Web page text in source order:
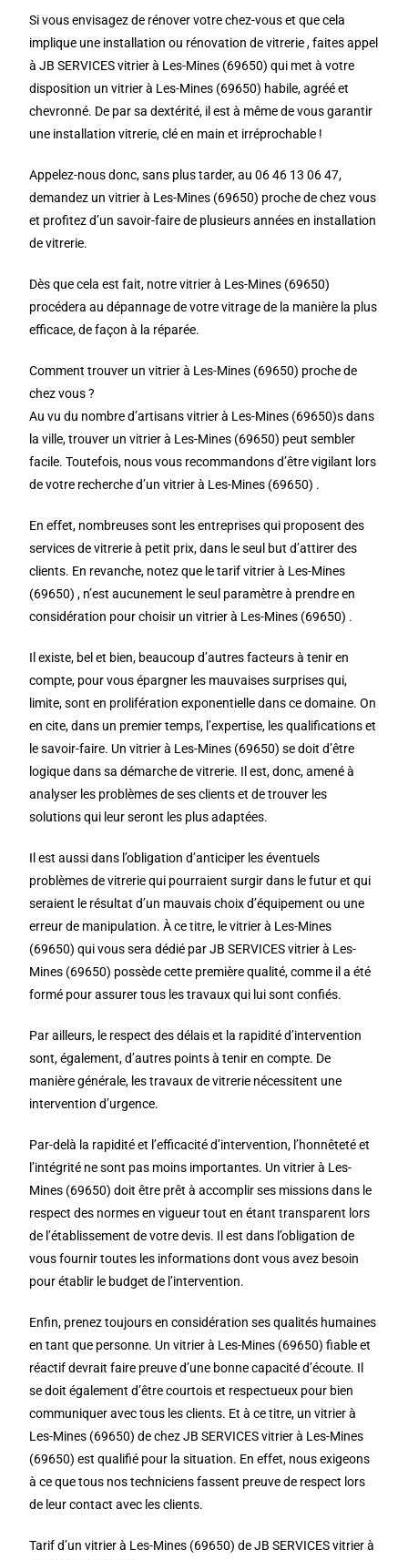
Si vous envisagez de rénover votre chez-vous et que cela
implique une installation ou rénovation de vitrerie , faites appel
à JB SERVICES vitrier à Les-Mines (69650) qui met à votre
disposition un vitrier à Les-Mines (69650) habile, agréé et
chevronné. De par sa dextérité, il est à même de vous garantir
une installation vitrerie, clé en main et irréprochable !
Appelez-nous donc, sans plus tarder, au 06 46 13 06 47,
demandez un vitrier à Les-Mines (69650) proche de chez vous
et profitez d’un savoir-faire de plusieurs années en installation
de vitrerie.
Dès que cela est fait, notre vitrier à Les-Mines (69650)
procédera au dépannage de votre vitrage de la manière la plus
efficace, de façon à la réparée.
Comment trouver un vitrier à Les-Mines (69650) proche de
chez vous ?
Au vu du nombre d’artisans vitrier à Les-Mines (69650)s dans
la ville, trouver un vitrier à Les-Mines (69650) peut sembler
facile. Toutefois, nous vous recommandons d’être vigilant lors
de votre recherche d’un vitrier à Les-Mines (69650) .
En effet, nombreuses sont les entreprises qui proposent des
services de vitrerie à petit prix, dans le seul but d’attirer des
clients. En revanche, notez que le tarif vitrier à Les-Mines
(69650) , n’est aucunement le seul paramètre à prendre en
considération pour choisir un vitrier à Les-Mines (69650) .
Il existe, bel et bien, beaucoup d’autres facteurs à tenir en
compte, pour vous épargner les mauvaises surprises qui,
limite, sont en prolifération exponentielle dans ce domaine. On
en cite, dans un premier temps, l’expertise, les qualifications et
le savoir-faire. Un vitrier à Les-Mines (69650) se doit d’être
logique dans sa démarche de vitrerie. Il est, donc, amené à
analyser les problèmes de ses clients et de trouver les
solutions qui leur seront les plus adaptées.
Il est aussi dans l’obligation d’anticiper les éventuels
problèmes de vitrerie qui pourraient surgir dans le futur et qui
seraient le résultat d’un mauvais choix d’équipement ou une
erreur de manipulation. À ce titre, le vitrier à Les-Mines
(69650) qui vous sera dédié par JB SERVICES vitrier à Les-
Mines (69650) possède cette première qualité, comme il a été
formé pour assurer tous les travaux qui lui sont confiés.
Par ailleurs, le respect des délais et la rapidité d’intervention
sont, également, d’autres points à tenir en compte. De
manière générale, les travaux de vitrerie nécessitent une
intervention d’urgence.
Par-delà la rapidité et l’efficacité d’intervention, l’honnêteté et
l’intégrité ne sont pas moins importantes. Un vitrier à Les-
Mines (69650) doit être prêt à accomplir ses missions dans le
respect des normes en vigueur tout en étant transparent lors
de l’établissement de votre devis. Il est dans l’obligation de
vous fournir toutes les informations dont vous avez besoin
pour établir le budget de l’intervention.
Enfin, prenez toujours en considération ses qualités humaines
en tant que personne. Un vitrier à Les-Mines (69650) fiable et
réactif devrait faire preuve d’une bonne capacité d’écoute. Il
se doit également d’être courtois et respectueux pour bien
communiquer avec tous les clients. Et à ce titre, un vitrier à
Les-Mines (69650) de chez JB SERVICES vitrier à Les-Mines
(69650) est qualifié pour la situation. En effet, nous exigeons
à ce que tous nos techniciens fassent preuve de respect lors
de leur contact avec les clients.
Tarif d’un vitrier à Les-Mines (69650) de JB SERVICES vitrier à